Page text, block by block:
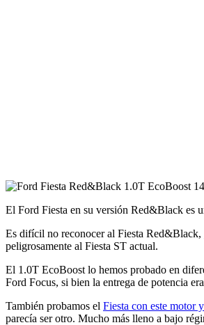
El Ford Fiesta en su versión Red&Black es
Es difícil no reconocer al Fiesta Red&Black,
peligrosamente al Fiesta ST actual.
El 1.0T EcoBoost lo hemos probado en
Ford Focus, si bien la entrega de potencia
También probamos el Fiesta con este motor
parecía ser otro. Mucho más lleno a bajo